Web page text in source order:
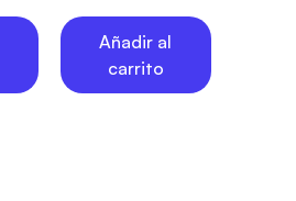
Añadir al
carrito